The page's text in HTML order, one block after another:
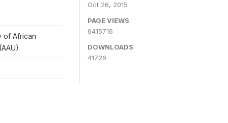
of African
Oct 26, 2015
PAGE VIEWS
6415716
DOWNLOADS
41726